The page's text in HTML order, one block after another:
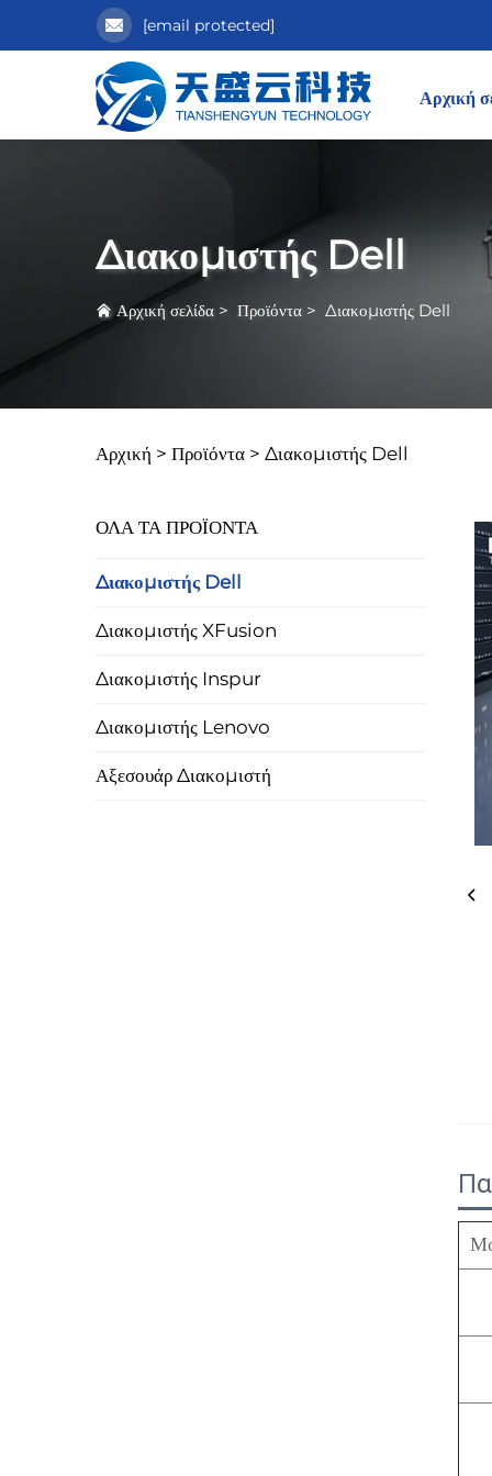
[email protected]
Αρχική
Διακομιστής Dell
Αρχική σελίδα > Προϊόντα > Διακομιστής Dell
Αρχική > Προϊόντα > Διακομιστής Dell
ΟΛΑ ΤΑ ΠΡΟΪΟΝΤΑ
Διακομιστής Dell
Διακομιστής XFusion
Διακομιστής Inspur
Διακομιστής Lenovo
Αξεσουάρ Διακομιστή